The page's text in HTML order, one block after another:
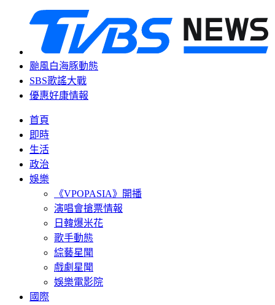
颱風白海豚動態
SBS歌謠大戰
優惠好康情報
首頁
即時
生活
政治
娛樂
《VPOPASIA》開播
演唱會搶票情報
日韓爆米花
歌手動態
綜藝星聞
戲劇星聞
娛樂電影院
國際